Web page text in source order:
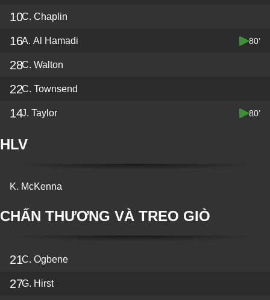
10C. Chaplin
16A. Al Hamadi 80’
28C. Walton
22C. Townsend
14J. Taylor 80’
HLV
K. McKenna
CHẤN THƯƠNG VÀ TREO GIÒ
21C. Ogbene
27G. Hirst